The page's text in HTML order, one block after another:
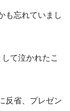
も忘れていまし
て泣かれたこ
反省、プレゼン